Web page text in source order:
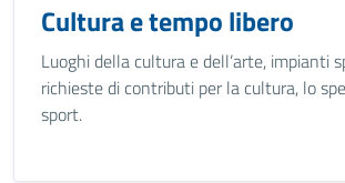
Cultura e tempo libero
Luoghi della cultura e dell’arte, impianti
richieste di contributi per la cultura, lo
sport.